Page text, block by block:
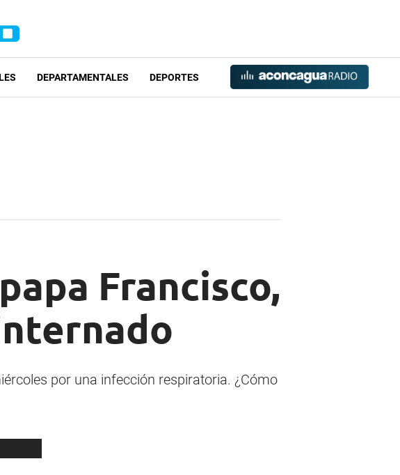
DEPARTAMENTALES DEPORTES
Francisco,
por una infección respiratoria. ¿Cómo